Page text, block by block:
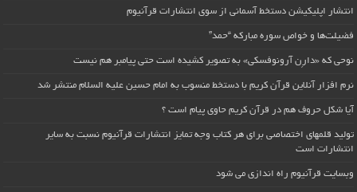
انتشار اپلیکیشن دستخط آسمانی از سوی انتشارات قرآنیوم
فضیلت‌ها و خواص سوره مبارکه “حمد”
نوحی که «دارِن آرونوفسکی» به تصویر کشیده است حتی پیامبر هم نیست
نرم افزار آنلاین قرآن کریم با دستخط منسوب به امام حسین علیه السلام منتشر شد
آیا شکل حروف هم در قرآن کریم حاوی پیام است ؟
تولید قلمهای اختصاصی برای هر کتاب وجه تمایز انتشارات قرآنیوم نسبت به سایر
انتشارات است
وبسایت قرآنیوم راه اندازی می شود